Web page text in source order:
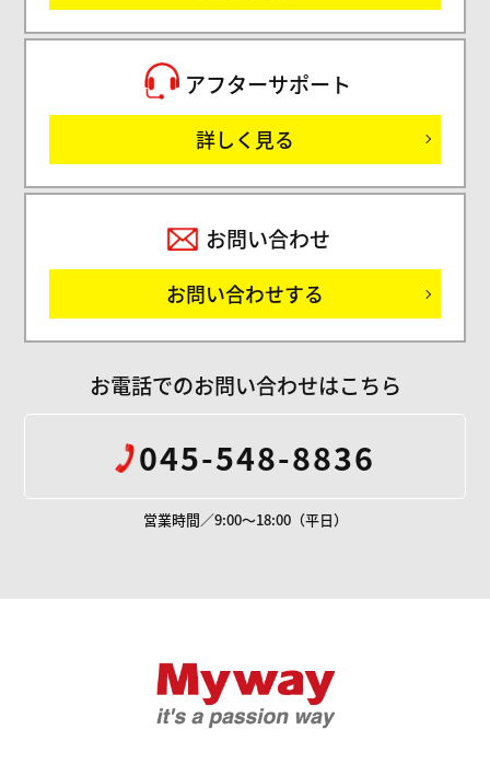
サ
アフターサポート
詳しく見る
お問い合わせ
お問い合わせする
お電話でのお問い合わせはこちら
045-548-8836
営業時間／9:00～18:00（平日）